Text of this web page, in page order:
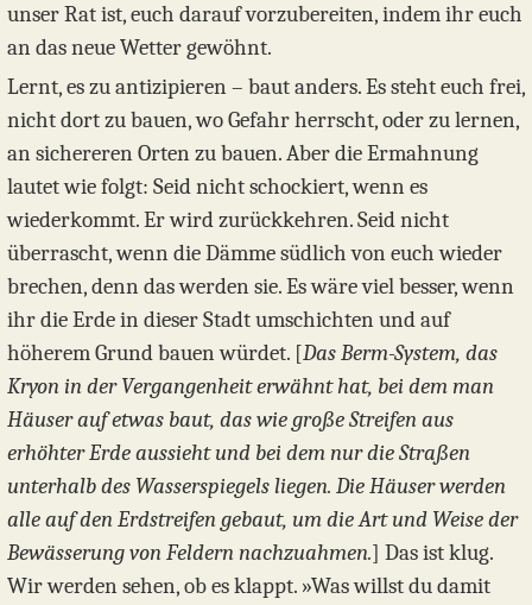
unser Rat ist, euch darauf vorzubereiten, indem ihr euch
an das neue Wetter gewöhnt.
Lernt, es zu antizipieren – baut anders. Es steht euch frei,
nicht dort zu bauen, wo Gefahr herrscht, oder zu lernen,
an sichereren Orten zu bauen. Aber die Ermahnung
lautet wie folgt: Seid nicht schockiert, wenn es
wiederkommt. Er wird zurückkehren. Seid nicht
überrascht, wenn die Dämme südlich von euch wieder
brechen, denn das werden sie. Es wäre viel besser, wenn
ihr die Erde in dieser Stadt umschichten und auf
höherem Grund bauen würdet. [Das Berm-System, das
Kryon in der Vergangenheit erwähnt hat, bei dem man
Häuser auf etwas baut, das wie große Streifen aus
erhöhter Erde aussieht und bei dem nur die Straßen
unterhalb des Wasserspiegels liegen. Die Häuser werden
alle auf den Erdstreifen gebaut, um die Art und Weise der
Bewässerung von Feldern nachzuahmen.] Das ist klug.
Wir werden sehen, ob es klappt. »Was willst du damit